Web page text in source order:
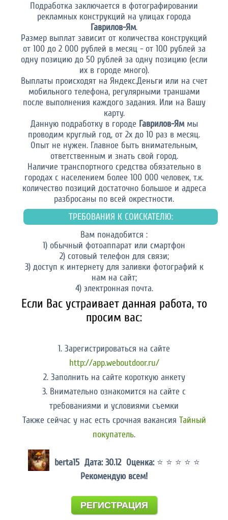
Подработка заключается в фотографировании
рекламных конструкций на улицах города
Гаврилов-Ям.
Размер выплат зависит от количества конструкций
от 100 до 2 000 рублей в месяц - от 100 рублей за
одну позицию до 50 рублей за одну позицию (если
их в городе много).
Выплаты происходят на Яндекс.Деньги или на счет
мобильного телефона, регулярными траншами
после выполнения каждого задания. Или на Вашу
карту.
Данную подработку в городе Гаврилов-Яммы
проводим круглый год, от 2х до 10 раз в месяц.
Опыт не нужен. Главное быть внимательным,
ответственным и знать свой город.
Наличие транспортного средства обязательно в
городах с населением более 100 000 человек, т.к.
количество позиций достаточно большое и адреса
разбросаны по всей окрестности.
ТРЕБОВАНИЯ К СОИСКАТЕЛЮ:
Вам понадобится :
1) обычный фотоаппарат или смартфон
2) сотовый телефон для связи;
3) доступ к интернету для заливки фотографий к
нам на сайт;
4) электронная почта.
Если Вас устраивает данная работа, то
просим вас:
1. Зарегистрироваться на сайте
http://app.weboutdoor.ru/
2. Заполнить на сайте короткую анкету
3. Внимательно ознакомится на сайте с
требованиями и условиями съемки
Также сейчас у нас есть срочная вакансия Тайный
покупатель.
berta15 Дата: 30.12 Оценка: ⭐ ⭐ ⭐ ⭐ ⭐
Рекомендую всем!
РЕГИСТРАЦИЯ